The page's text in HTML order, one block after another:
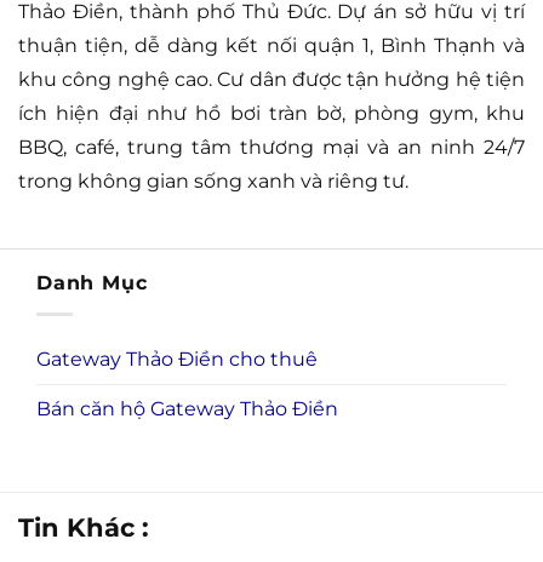
Thảo Điền, thành phố Thủ Đức. Dự án sở hữu vị trí
thuận tiện, dễ dàng kết nối quận 1, Bình Thạnh và
khu công nghệ cao. Cư dân được tận hưởng hệ tiện
ích hiện đại như hồ bơi tràn bờ, phòng gym, khu
BBQ, café, trung tâm thương mại và an ninh 24/7
trong không gian sống xanh và riêng tư.
Danh Mục
Gateway Thảo Điền cho thuê
Bán căn hộ Gateway Thảo Điền
Tin Khác :